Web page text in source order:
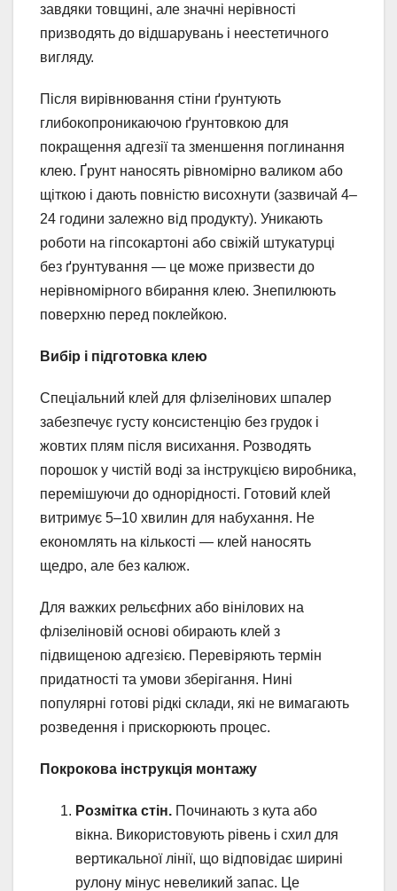
завдяки товщині, але значні нерівності
призводять до відшарувань і неестетичного
вигляду.
Після вирівнювання стіни ґрунтують
глибокопроникаючою ґрунтовкою для
покращення адгезії та зменшення поглинання
клею. Ґрунт наносять рівномірно валиком або
щіткою і дають повністю висохнути (зазвичай 4–
24 години залежно від продукту). Уникають
роботи на гіпсокартоні або свіжій штукатурці
без ґрунтування — це може призвести до
нерівномірного вбирання клею. Знепилюють
поверхню перед поклейкою.
Вибір і підготовка клею
Спеціальний клей для флізелінових шпалер
забезпечує густу консистенцію без грудок і
жовтих плям після висихання. Розводять
порошок у чистій воді за інструкцією виробника,
перемішуючи до однорідності. Готовий клей
витримує 5–10 хвилин для набухання. Не
економлять на кількості — клей наносять
щедро, але без калюж.
Для важких рельєфних або вінілових на
флізеліновій основі обирають клей з
підвищеною адгезією. Перевіряють термін
придатності та умови зберігання. Нині
популярні готові рідкі склади, які не вимагають
розведення і прискорюють процес.
Покрокова інструкція монтажу
Розмітка стін. Починають з кута або
вікна. Використовують рівень і схил для
вертикальної лінії, що відповідає ширині
рулону мінус невеликий запас. Це